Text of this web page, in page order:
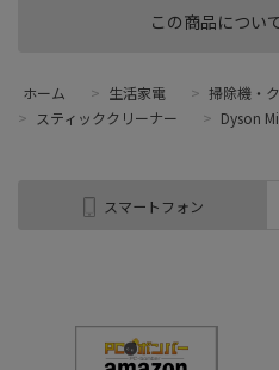
この商品につい
ホーム > 生活家電 > 掃除機・
> スティッククリーナー > Dyson
スマートフォン